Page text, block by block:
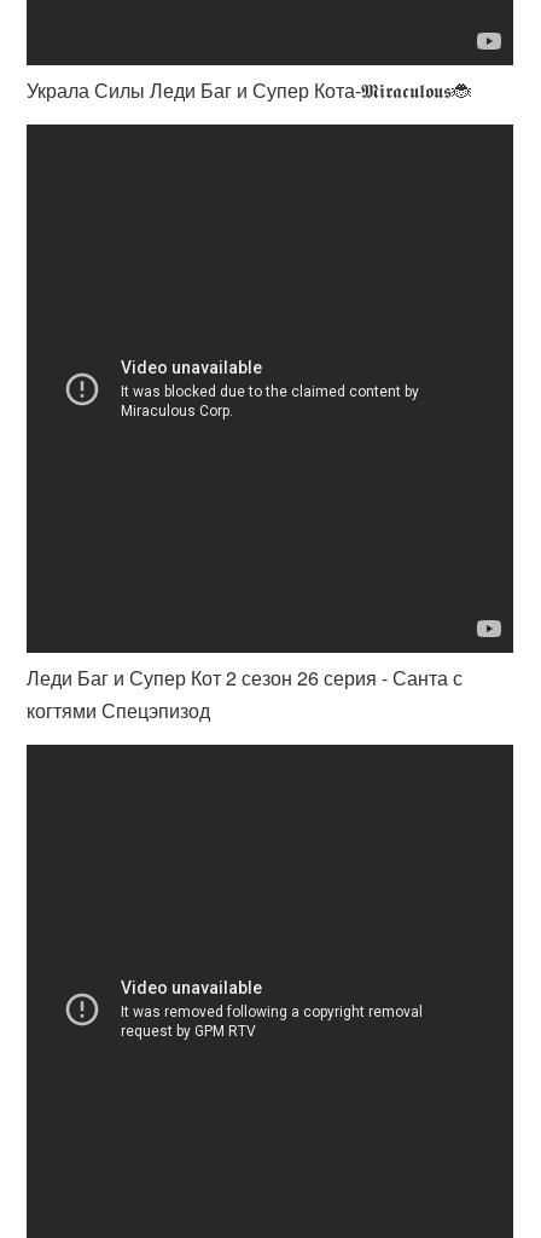
Украла Силы Леди Баг и Супер Кота-𝕸𝖎𝖗𝖆𝖈𝖚𝖑𝖔𝖚𝖘🐞
Леди Баг и Супер Кот 2 сезон 26 серия - Санта с
когтями Спецэпизод